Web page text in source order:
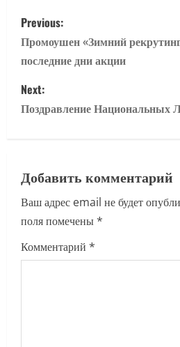
P
o
s
t
v
i
g
Previous:
Промоушен «Зимний
последние дни акции
Next:
Поздравление Национальных
Добавить комментарий
Ваш адрес email не будет
поля помечены*
Комментарий *